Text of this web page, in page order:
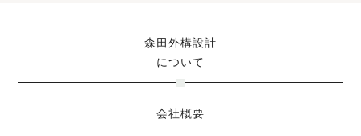
森田外構設計
について
会社概要